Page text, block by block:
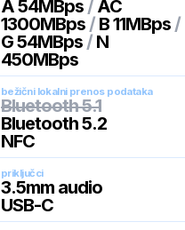
A 54MBps / AC
1300MBps / B 11MBps /
G 54MBps / N
450MBps
bežični lokalni prenos podataka
Bluetooth 5.1
Bluetooth 5.2
NFC
priključci
3.5mm audio
USB-C